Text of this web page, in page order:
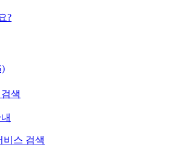
?
색
비스 검색